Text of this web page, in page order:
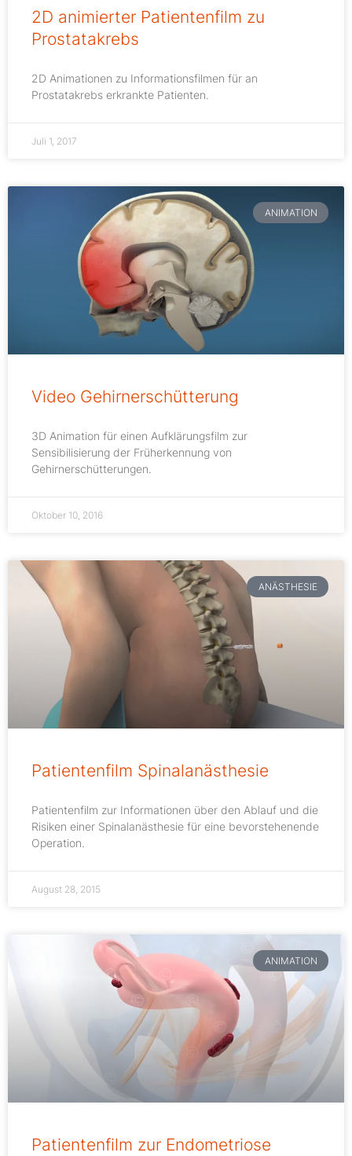
2D animierter Patientenfilm zu
Prostatakrebs
2D Animationen zu Informationsfilmen für an
Prostatakrebs erkrankte Patienten.
Juli 1, 2017
ANIMATION
Video Gehirnerschütterung
3D Animation für einen Aufklärungsfilm zur
Sensibilisierung der Früherkennung von
Gehirnerschütterungen.
Oktober 10, 2016
ANÄSTHESIE
Patientenfilm Spinalanästhesie
Patientenfilm zur Informationen über den Ablauf und die
Risiken einer Spinalanästhesie für eine bevorstehenende
Operation.
August 28, 2015
ANIMATION
Patientenfilm zur Endometriose